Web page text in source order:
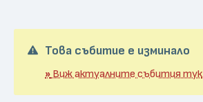
Това събитие е изминало
»Виж актуалните събития тук